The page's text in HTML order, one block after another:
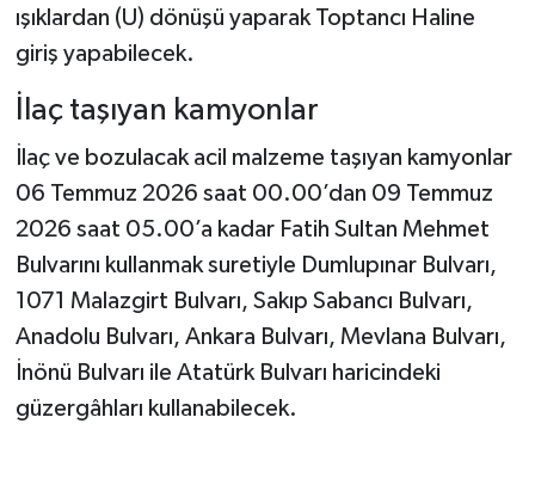
ışıklardan (U) dönüşü yaparak Toptancı Haline
giriş yapabilecek.
İlaç taşıyan kamyonlar
İlaç ve bozulacak acil malzeme taşıyan kamyonlar
06 Temmuz 2026 saat 00.00’dan 09 Temmuz
2026 saat 05.00’a kadar Fatih Sultan Mehmet
Bulvarını kullanmak suretiyle Dumlupınar Bulvarı,
1071 Malazgirt Bulvarı, Sakıp Sabancı Bulvarı,
Anadolu Bulvarı, Ankara Bulvarı, Mevlana Bulvarı,
İnönü Bulvarı ile Atatürk Bulvarı haricindeki
güzergâhları kullanabilecek.